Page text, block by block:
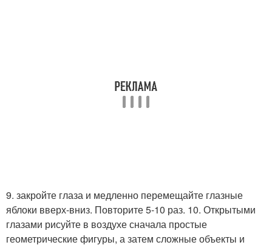
9. закройте глаза и медленно перемещайте глазные
яблоки вверх-вниз. Повторите 5-10 раз. 10. Открытыми
глазами рисуйте в воздухе сначала простые
геометрические фигуры, а затем сложные объекты и